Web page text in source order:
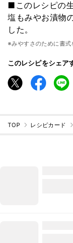
■このレシピの
塩もみやお漬物
した。
※みやすさのために書式
このレシピをシェア
TOP レシピカード